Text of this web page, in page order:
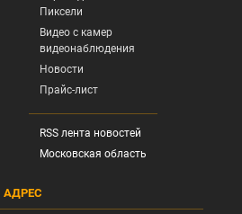
Пиксели
Видео с камер
видеонаблюдения
Новости
Прайс-лист
RSS лента новостей
Московская область
АДРЕС